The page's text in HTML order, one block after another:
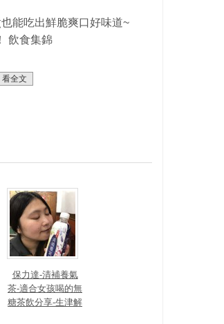
看全文
保力達-清補養氣
茶-適合女孩喝的無
糖茶飲分享-生津解